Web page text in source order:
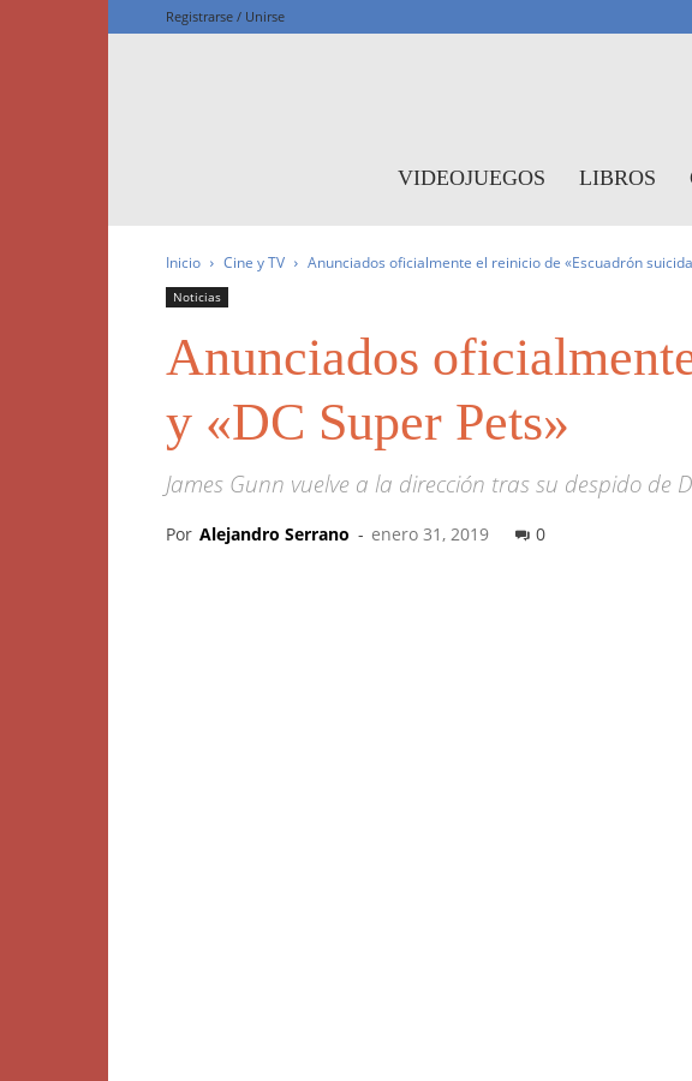
Registrarse / Unirse
VIDEOJUEGOS LIBROS
Inicio Cine y TV Anunciados oficialmente el reinicio de «Escuadrón
Noticias
Anunciados
y «DC Super Pets»
James Gunn vuelve a la dirección tras su despido de
Por Alejandro Serrano - enero 31, 2019 0